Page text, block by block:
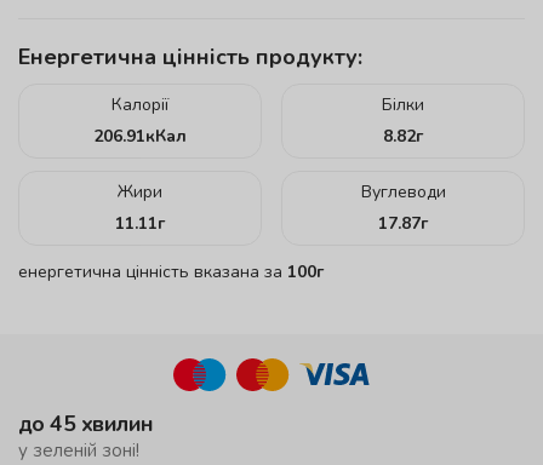
Енергетична цінність продукту:
Калорії
206.91кКал
Білки
8.82г
Жири
11.11г
Вуглеводи
17.87г
енергетична цінність вказана за 100г
до 45 хвилин
у зеленій зоні!